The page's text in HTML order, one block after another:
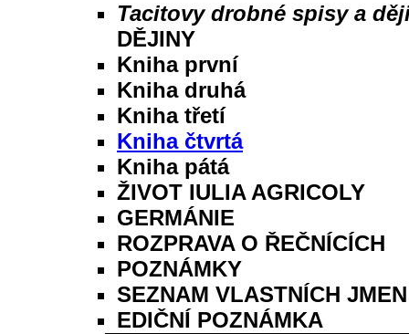
Tacitovy drobné spisy a
DĚJINY
Kniha první
Kniha druhá
Kniha třetí
Kniha čtvrtá
Kniha pátá
ŽIVOT IULIA AGRICOLY
GERMÁNIE
ROZPRAVA O ŘEČNÍCÍCH
POZNÁMKY
SEZNAM VLASTNÍCH JMEN
EDIČNÍ POZNÁMKA